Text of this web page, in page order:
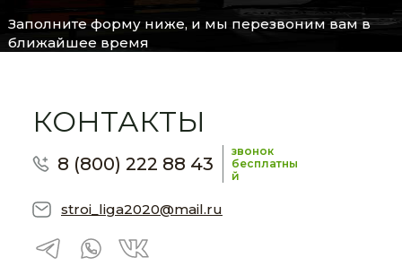
Заполните форму ниже, и мы перезвоним вам в
ближайшее время
КОНТАКТЫ
8 (800) 222 88 43
звонок
бесплатны
й
stroi_liga2020@mail.ru